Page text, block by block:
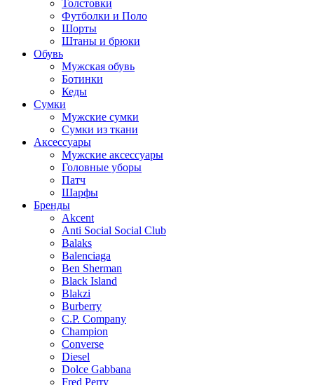
Толстовки
Футболки и Поло
Шорты
Штаны и брюки
Обувь
Мужская обувь
Ботинки
Кеды
Сумки
Мужские сумки
Сумки из ткани
Аксессуары
Мужские аксессуары
Головные уборы
Патч
Шарфы
Бренды
Akcent
Anti Social Social Club
Balaks
Balenciaga
Ben Sherman
Black Island
Blakzi
Burberry
C.P. Company
Champion
Converse
Diesel
Dolce Gabbana
Fred Perry